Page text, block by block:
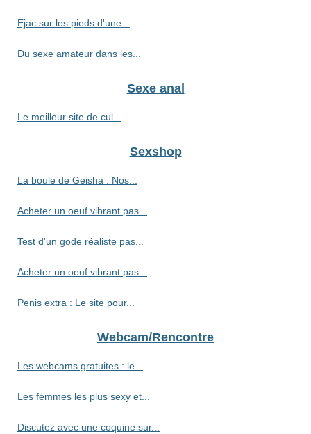
Ejac sur les pieds d'une...
Du sexe amateur dans les...
Sexe anal
Le meilleur site de cul...
Sexshop
La boule de Geisha : Nos...
Acheter un oeuf vibrant pas...
Test d'un gode réaliste pas...
Acheter un oeuf vibrant pas...
Penis extra : Le site pour...
Webcam/Rencontre
Les webcams gratuites : le...
Les femmes les plus sexy et...
Discutez avec une coquine sur...